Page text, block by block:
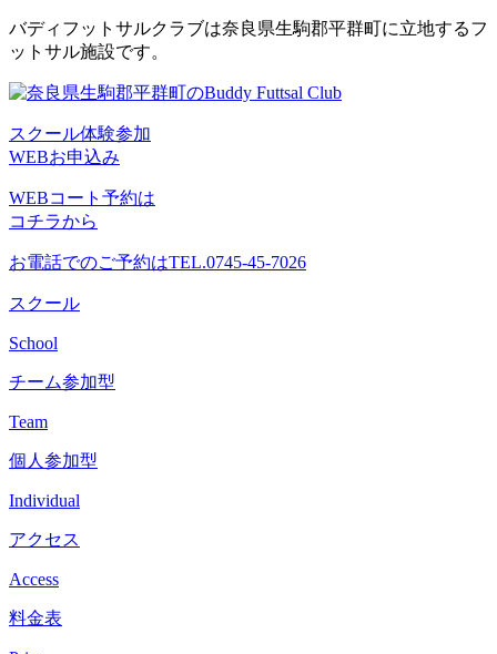
コ
ン
ン
へ
ス
キ
ッ
バディフットサルクラブは奈良県生駒郡平群町に立地するフ
ットサル施設です。
スクール体験参加
WEBお申込み
WEBコート予約は
コチラから
お電話でのご予約はTEL.0745-45-7026
スクール
School
チーム参加型
Team
個人参加型
Individual
アクセス
Access
料金表